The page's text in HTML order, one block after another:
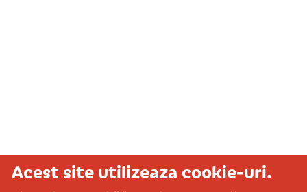
Acest site utilizeaza cookie-uri.